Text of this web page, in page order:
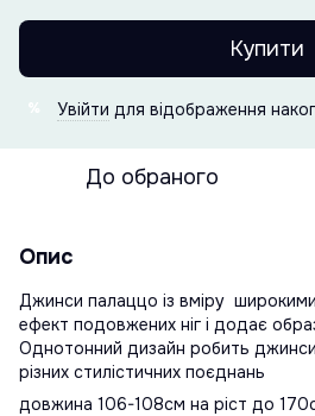
Купити
Увійти для відображення
До обраного
Опис
Джинси палаццо із вміру
ефект подовжених ніг і додає
Однотонний дизайн робить
різних стилістичних поєднань
довжина 106-108см на ріст до